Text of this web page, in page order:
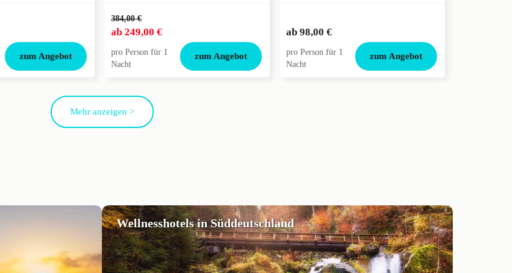
zum Angebot
384,00 €
ab 249,00 €
pro Person für 1
Nacht
zum Angebot
ab 98,00 €
pro Person für 1
Nacht
zum Angebot
Mehr anzeigen >
Wellnesshotels in Süddeutschland